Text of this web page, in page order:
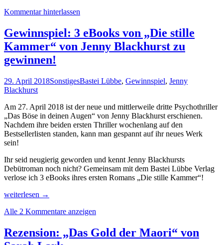
deinen
Augen“
von
Kommentar hinterlassen
Gewinnspiel: 3 eBooks von „Die stille
Kammer“ von Jenny Blackhurst zu
gewinnen!
29. April 2018SonstigesBastei Lübbe, Gewinnspiel, Jenny
Blackhurst
Am 27. April 2018 ist der neue und mittlerweile dritte Psychothriller
„Das Böse in deinen Augen“ von Jenny Blackhurst erschienen.
Nachdem ihre beiden ersten Thriller wochenlang auf den
Bestsellerlisten standen, kann man gespannt auf ihr neues Werk
sein!
Ihr seid neugierig geworden und kennt Jenny Blackhursts
Debütroman noch nicht? Gemeinsam mit dem Bastei Lübbe Verlag
verlose ich 3 eBooks ihres ersten Romans „Die stille Kammer“!
Gewinnspiel:
eBooks
„Die
stille
weiterlesen →
Alle 2 Kommentare anzeigen
Rezension: „Das Gold der Maori“ von